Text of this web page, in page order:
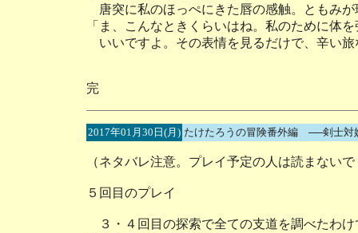
唐突に私のほっぺにきた唇の感触。ともみが
「ま、こんなときくらいはね。私のために体
いいですよ。その表情を見るだけで、辛い
完
2017年01月30日(月) たけたろうの冒険番外編 ──剣士
（ネタバレ注意。プレイ予定の人は読まない
５回目のプレイ
３・４回目の探索で全ての支道を調べたわ